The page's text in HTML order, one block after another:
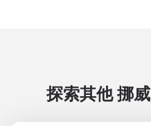
探索其他 挪威